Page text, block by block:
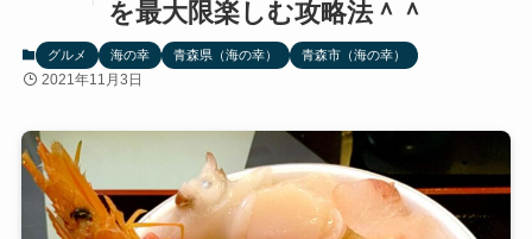
を最大限楽しむ攻略法＾＾
グルメ 海の幸 青森県（海の幸） 青森市（海の幸）
2021年11月3日